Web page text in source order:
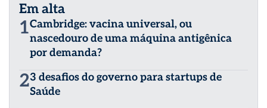
Em alta
1Cambridge: vacina universal, ou
nascedouro de uma máquina antigênica
por demanda?
23 desafios do governo para startups de
Saúde